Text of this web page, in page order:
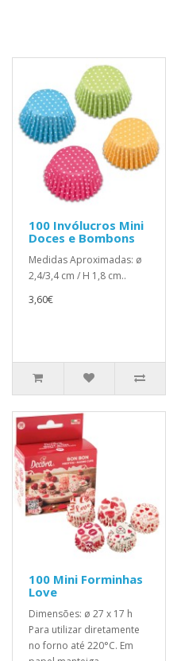
100 Invólucros Mini
Doces e Bombons
Medidas Aproximadas: ø
2,4/3,4 cm / H 1,8 cm..
3,60€
100 Mini Forminhas
Love
Dimensões: ø 27 x 17 h
Para utilizar diretamente
no forno até 220°C. Em